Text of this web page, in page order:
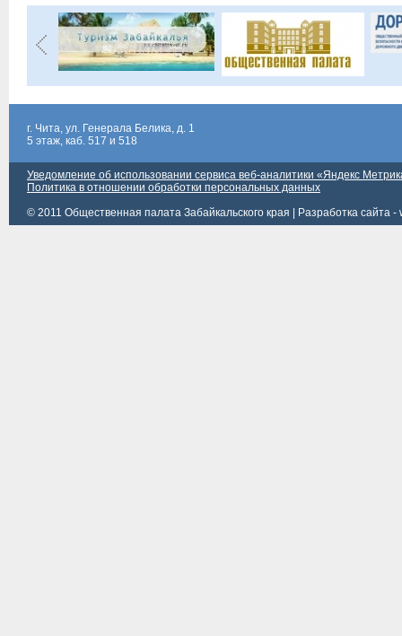
г. Чита, ул. Генерала Белика, д. 1
5 этаж, каб. 517 и 518
Уведомление об использовании сервиса веб-аналитики «Яндекс
Политика в отношении обработки персональных данных
© 2011 Общественная палата Забайкальского края |
Разработка сайта -